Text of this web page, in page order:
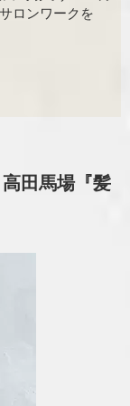
ロンワークを
田馬場『髪